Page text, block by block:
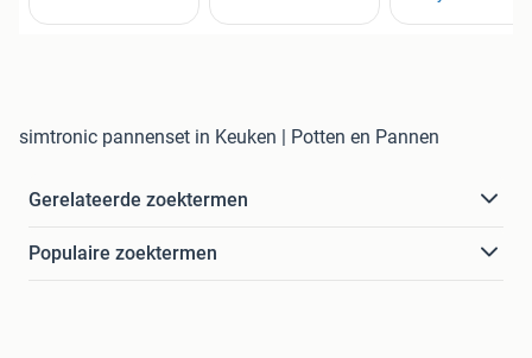
simtronic pannenset in Keuken | Potten en Pannen
Gerelateerde zoektermen
Populaire zoektermen